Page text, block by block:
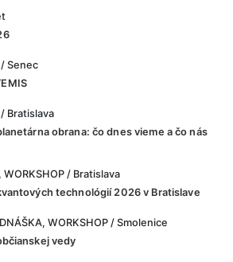
/ Senec
/ Bratislava
obrana: čo dnes vieme a čo nás
WORKSHOP / Bratislava
technológií 2026 v Bratislave
WORKSHOP / Smolenice
vedy